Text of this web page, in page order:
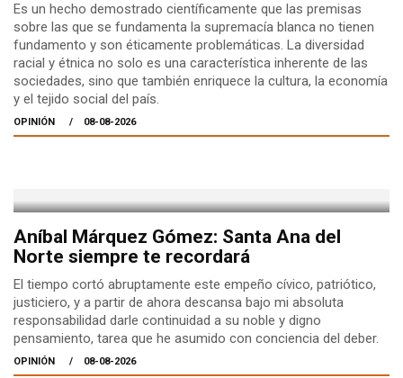
Es un hecho demostrado científicamente que las premisas
sobre las que se fundamenta la supremacía blanca no tienen
fundamento y son éticamente problemáticas. La diversidad
racial y étnica no solo es una característica inherente de las
sociedades, sino que también enriquece la cultura, la economía
y el tejido social del país.
OPINIÓN 08-08-2026
Aníbal Márquez Gómez: Santa Ana del
Norte siempre te recordará
El tiempo cortó abruptamente este empeño cívico, patriótico,
justiciero, y a partir de ahora descansa bajo mi absoluta
responsabilidad darle continuidad a su noble y digno
pensamiento, tarea que he asumido con conciencia del deber.
OPINIÓN 08-08-2026